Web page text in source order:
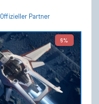
Partner
6%
DEN WARENKORB